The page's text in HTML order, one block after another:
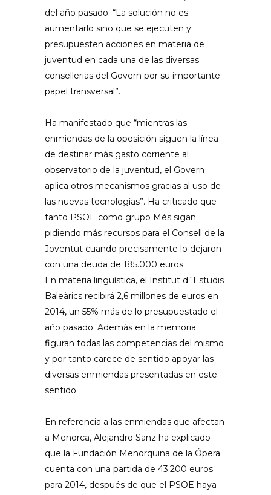
del año pasado. “La solución no es
aumentarlo sino que se ejecuten y
presupuesten acciones en materia de
juventud en cada una de las diversas
consellerias del Govern por su importante
papel transversal”.
Ha manifestado que “mientras las
enmiendas de la oposición siguen la línea
de destinar más gasto corriente al
observatorio de la juventud, el Govern
aplica otros mecanismos gracias al uso de
las nuevas tecnologías”. Ha criticado que
tanto PSOE como grupo Més sigan
pidiendo más recursos para el Consell de la
Joventut cuando precisamente lo dejaron
con una deuda de 185.000 euros.
En materia lingüística, el Institut d´Estudis
Baleàrics recibirá 2,6 millones de euros en
2014, un 55% más de lo presupuestado el
año pasado. Además en la memoria
figuran todas las competencias del mismo
y por tanto carece de sentido apoyar las
diversas enmiendas presentadas en este
sentido.
En referencia a las enmiendas que afectan
a Menorca, Alejandro Sanz ha explicado
que la Fundación Menorquina de la Ópera
cuenta con una partida de 43.200 euros
para 2014, después de que el PSOE haya